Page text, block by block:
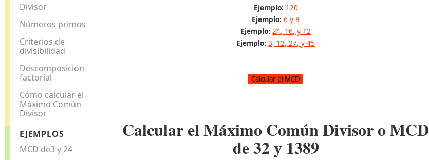
Divisor
Números primos
Criterios de
divisibilidad
Descomposición
factorial
Cómo calcular el
Máximo Común
Divisor
EJEMPLOS
MCD de3 y 24
Ejemplo: 120
Ejemplo: 6 y 8
Ejemplo: 24, 16, y 12
Ejemplo: 3, 12, 27, y 45
Calcular el Máximo Común Divisor o MCD
de32y 1389